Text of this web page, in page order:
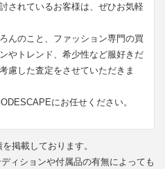
されているお客様は、ぜひお気軽
んのこと、ファッション専門の買
やトレンド、希少性など服好きだ
慮した査定をさせていただきま
にお任せください。
掲載しております。
ィションや付属品の有無によっても